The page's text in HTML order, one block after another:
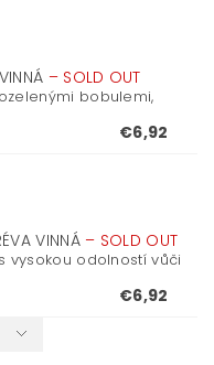
– SOLD OUT
bobulemi,
€6,92
VINNÁ – SOLD OUT
vysokou odolností vůči
€6,92